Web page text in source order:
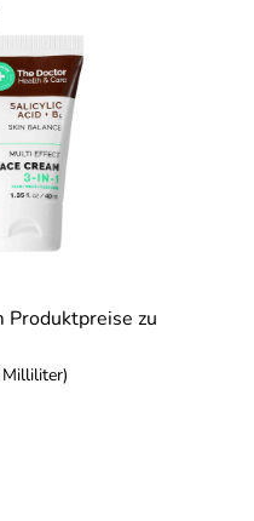
Produktpreise zu